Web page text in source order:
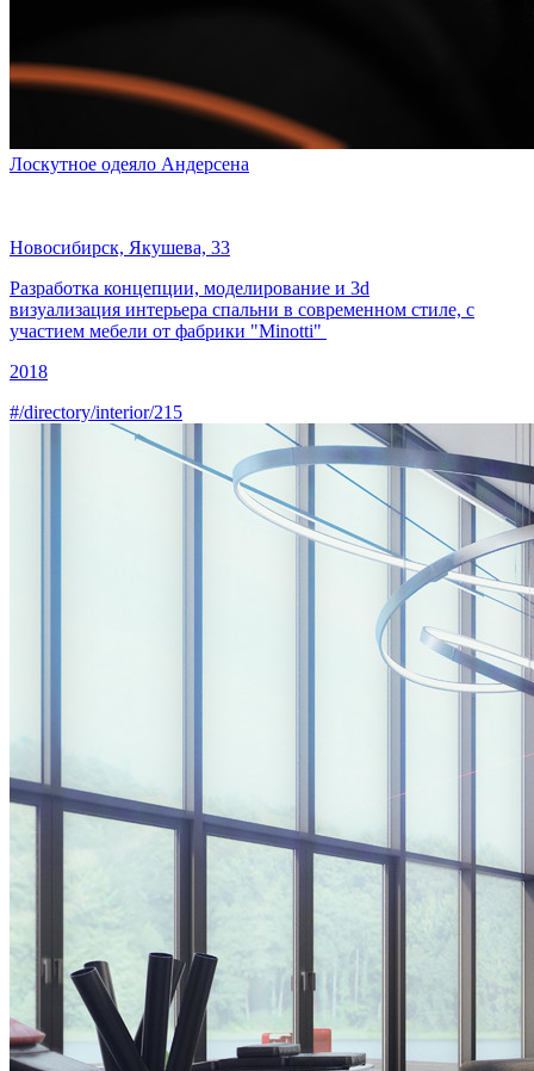
Лоскутное одеяло Андерсена
Новосибирск, Якушева, 33
Разработка концепции, моделирование и 3d
визуализация интерьера спальни в современном стиле, с
участием мебели от фабрики "Minotti"
2018
#/directory/interior/215